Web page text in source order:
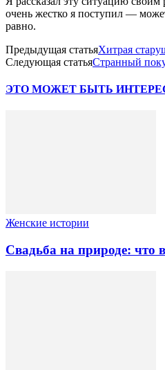
очень жестко я поступил —
равно.
Предыдущая статьяХитрая
Следующая статьяСтранный
ЭТО МОЖЕТ БЫТЬ
Женские истории
Свадьба на природе: что